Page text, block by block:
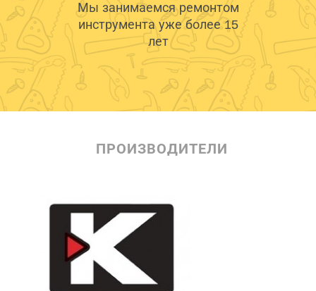
Мы занимаемся ремонтом
инструмента уже более 15
лет
ПРОИЗВОДИТЕЛИ